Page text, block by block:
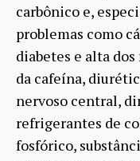
carbônico e,
problemas como
diabetes e alta
da cafeína,
nervoso central,
refrigerantes de
fosfórico,